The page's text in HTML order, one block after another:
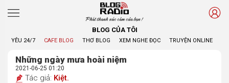
Phát thanh xúc cảm của bạn !
BLOG CỦA TÔI
YÊU 24/7 CAFE BLOG THƠ BLOG XEM NGHE ĐỌC TRUYỆN ONLINE
Những ngày mưa hoài niệm
2021-06-25 01:20
Tác giả: Kiệt.